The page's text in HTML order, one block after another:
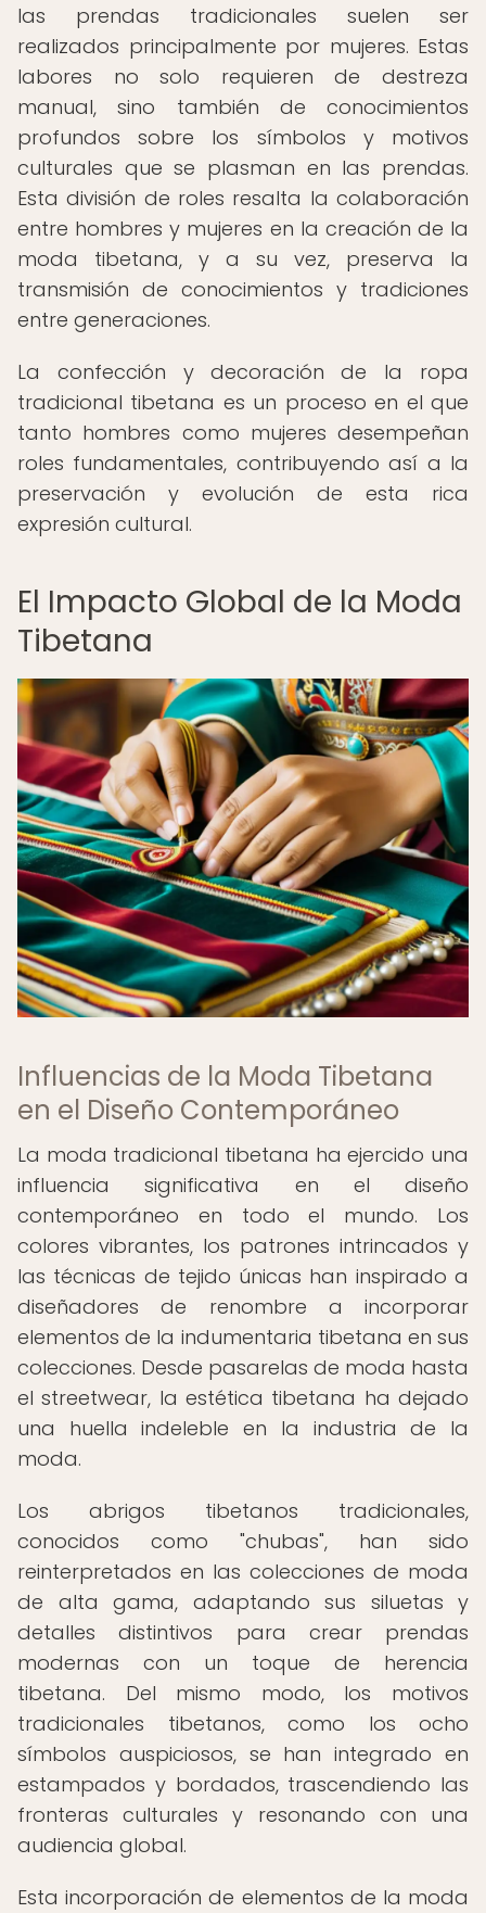
las prendas tradicionales suelen ser
realizados principalmente por mujeres. Estas
labores no solo requieren de destreza
manual, sino también de conocimientos
profundos sobre los símbolos y motivos
culturales que se plasman en las prendas.
Esta división de roles resalta la colaboración
entre hombres y mujeres en la creación de la
moda tibetana, y a su vez, preserva la
transmisión de conocimientos y tradiciones
entre generaciones.
La confección y decoración de la ropa
tradicional tibetana es un proceso en el que
tanto hombres como mujeres desempeñan
roles fundamentales, contribuyendo así a la
preservación y evolución de esta rica
expresión cultural.
El Impacto Global de la Moda
Tibetana
Influencias de la Moda Tibetana
en el Diseño Contemporáneo
La moda tradicional tibetana ha ejercido una
influencia significativa en el diseño
contemporáneo en todo el mundo. Los
colores vibrantes, los patrones intrincados y
las técnicas de tejido únicas han inspirado a
diseñadores de renombre a incorporar
elementos de la indumentaria tibetana en sus
colecciones. Desde pasarelas de moda hasta
el streetwear, la estética tibetana ha dejado
una huella indeleble en la industria de la
moda.
Los abrigos tibetanos tradicionales,
conocidos como "chubas", han sido
reinterpretados en las colecciones de moda
de alta gama, adaptando sus siluetas y
detalles distintivos para crear prendas
modernas con un toque de herencia
tibetana. Del mismo modo, los motivos
tradicionales tibetanos, como los ocho
símbolos auspiciosos, se han integrado en
estampados y bordados, trascendiendo las
fronteras culturales y resonando con una
audiencia global.
Esta incorporación de elementos de la moda